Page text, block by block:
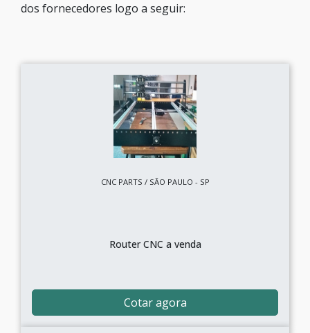
dos fornecedores logo a seguir:
CNC PARTS / SÃO PAULO - SP
Router CNC a venda
Cotar agora